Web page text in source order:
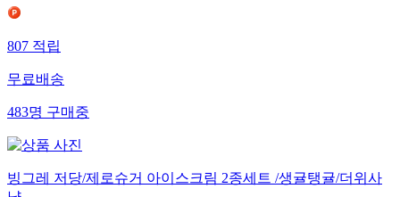
807적립
무료배송
483명구매중
빙그레 저당/제로슈거 아이스크림 2종세트 /생귤탱귤/더위사